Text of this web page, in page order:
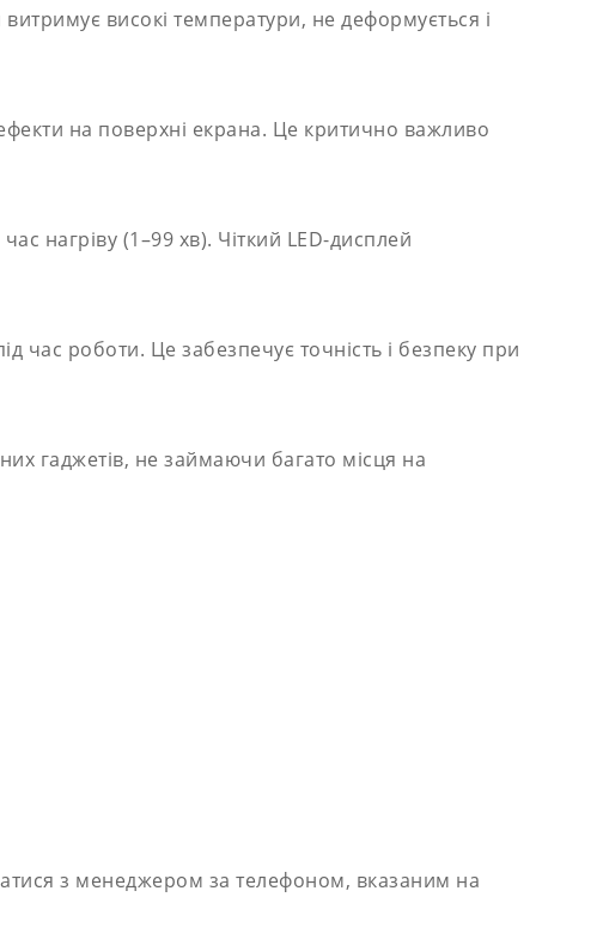
високі температури, не деформується і
на поверхні екрана. Це критично важливо
нагріву (1–99 хв). Чіткий LED-дисплей
час роботи. Це забезпечує точність і безпеку при
гаджетів, не займаючи багато місця на
з менеджером за телефоном, вказаним на